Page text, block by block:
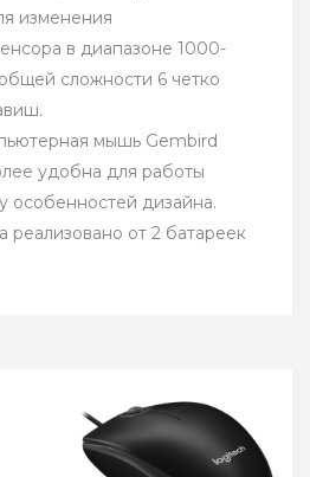
изменения
в диапазоне 1000-
сложности 6 четко
мышь Gembird
удобна для работы
особенностей дизайна.
реализовано от 2 батареек